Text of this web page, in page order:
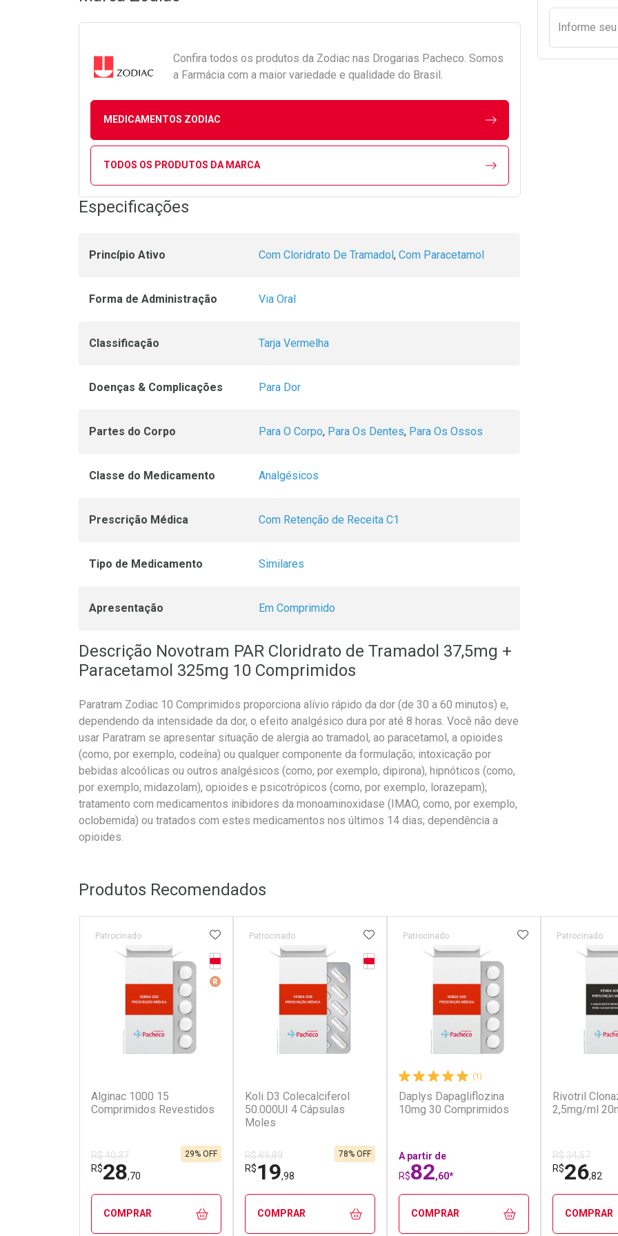
Informe seu
Confira todos os produtos da Zodiac nas Drogarias Pacheco. Somos
a Farmácia com a maior variedade e qualidade do Brasil.
MEDICAMENTOS ZODIAC
TODOS OS PRODUTOS DA MARCA
Especificações
Princípio Ativo Com Cloridrato De Tramadol, Com Paracetamol
Forma de Administração Via Oral
Classificação Tarja Vermelha
Doenças & Complicações Para Dor
Partes do Corpo Para O Corpo, Para Os Dentes, Para Os Ossos
Classe do Medicamento Analgésicos
Prescrição Médica Com Retenção de Receita C1
Tipo de Medicamento Similares
Apresentação Em Comprimido
Descrição Novotram PAR Cloridrato de Tramadol 37,5mg +
Paracetamol 325mg 10 Comprimidos
Paratram Zodiac 10 Comprimidos proporciona alívio rápido da dor (de 30 a 60 minutos) e,
dependendo da intensidade da dor, o efeito analgésico dura por até 8 horas. Você não deve
usar Paratram se apresentar situação de alergia ao tramadol, ao paracetamol, a opioides
(como, por exemplo, codeína) ou qualquer componente da formulação; intoxicação por
bebidas alcoólicas ou outros analgésicos (como, por exemplo, dipirona), hipnóticos (como,
por exemplo, midazolam), opioides e psicotrópicos (como, por exemplo, lorazepam);
tratamento com medicamentos inibidores da monoaminoxidase (IMAO, como, por exemplo,
oclobemida) ou tratados com estes medicamentos nos últimos 14 dias; dependência a
opioides.
Produtos Recomendados
Alginac 1000 15
Comprimidos Revestidos
Tarja Vermelha
Medicamento De Referência
Patrocinado
R$ 40,37
R$28,70
29% OFF
ADICIONAR AOS FAVORITOS
COMPRAR
Koli D3 Colecalciferol
50.000UI 4 Cápsulas
Moles
Tarja Vermelha
Patrocinado
R$ 89,89
R$19,98
78% OFF
ADICIONAR AOS FAVORITOS
COMPRAR
(1)
Daplys Dapagliflozina
10mg 30 Comprimidos
Patrocinado
A partir de
R$82,60*
ADICIONAR AOS
COMPRAR
Rivotril
2,5mg/ml
Patrocinado
R$ 34,57
R$26,82
COMPRAR